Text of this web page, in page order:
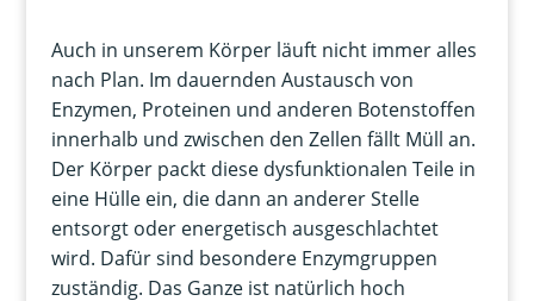
Auch in unserem Körper läuft nicht immer alles
nach Plan. Im dauernden Austausch von
Enzymen, Proteinen und anderen Botenstoffen
innerhalb und zwischen den Zellen fällt Müll an.
Der Körper packt diese dysfunktionalen Teile in
eine Hülle ein, die dann an anderer Stelle
entsorgt oder energetisch ausgeschlachtet
wird. Dafür sind besondere Enzymgruppen
zuständig. Das Ganze ist natürlich hoch